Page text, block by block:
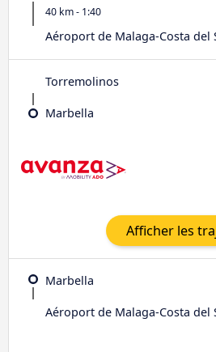
40 km - 1:40
Aéroport de Malaga-Costa del
Torremolinos
Marbella
Afficher les
Marbella
Aéroport de Malaga-Costa del